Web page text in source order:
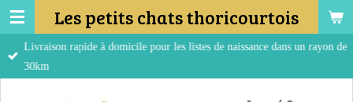
Passer
au
contenu
Les petits chats thoricourtois
Livraison rapide à domicile pour les listes de naissance dans un rayon de
30km